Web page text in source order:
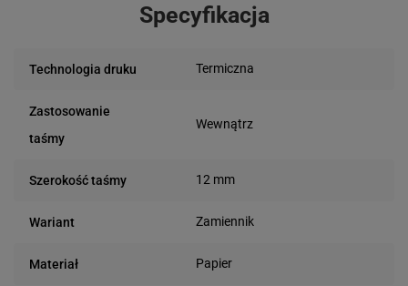
Specyfikacja
Technologia druku Termiczna
Zastosowanie
taśmy
Wewnątrz
Szerokość taśmy 12 mm
Wariant Zamiennik
Materiał Papier